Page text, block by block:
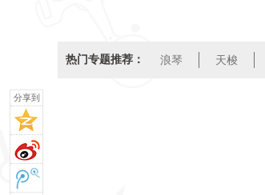
分享到
热门专题推荐： 浪琴 天梭